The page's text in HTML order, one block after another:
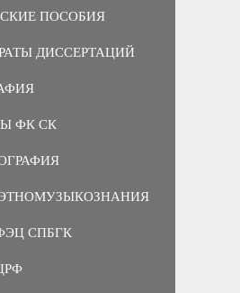
ПОСОБИЯ
ДИССЕРТАЦИЙ
ФК СК
СПБГК